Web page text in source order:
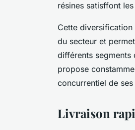
résines satisffont
Cette
du secteur et
différents segments
propose
concurrentiel de
Livraison